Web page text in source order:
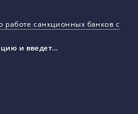
работе санкционных банков с
и введет…